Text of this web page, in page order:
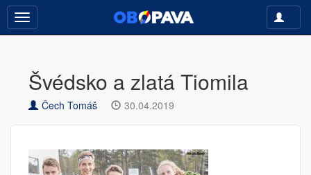
Toggle
navigation
Toggle
Švédsko a zlatá Tiomila
Čech Tomáš 30.04.2019